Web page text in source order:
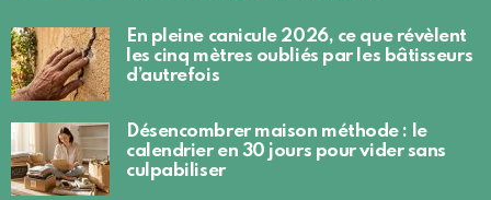
En pleine canicule 2026, ce que révèlent
les cinq mètres oubliés par les bâtisseurs
d’autrefois
Désencombrer maison méthode : le
calendrier en 30 jours pour vider sans
culpabiliser